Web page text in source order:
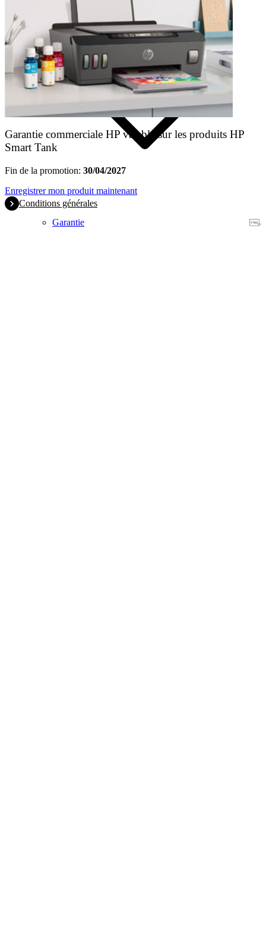
Garantie
Garantie commerciale HP valable sur les produits HP
Smart Tank
Fin de la promotion: 30/04/2027
Enregistrer mon produit maintenant
Conditions générales